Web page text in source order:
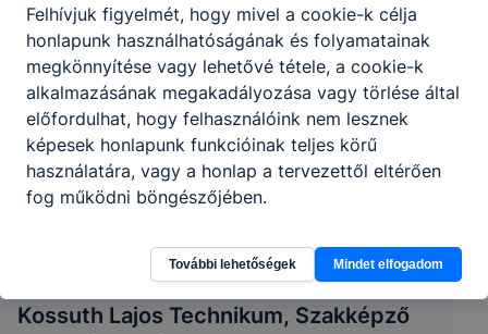
Kiskunhalasi SzC Kiskunfélegyházi
Kossuth Lajos Technikum, Szakképző
Felhívjuk figyelmét, hogy mivel a cookie-k célja
honlapunk használhatóságának és folyamatainak
megkönnyítése vagy lehetővé tétele, a cookie-k
alkalmazásának megakadályozása vagy törlése által
előfordulhat, hogy felhasználóink nem lesznek
képesek honlapunk funkcióinak teljes körű
használatára, vagy a honlap a tervezettől eltérően
fog működni böngészőjében.
További lehetőségek Mindet elfogadom